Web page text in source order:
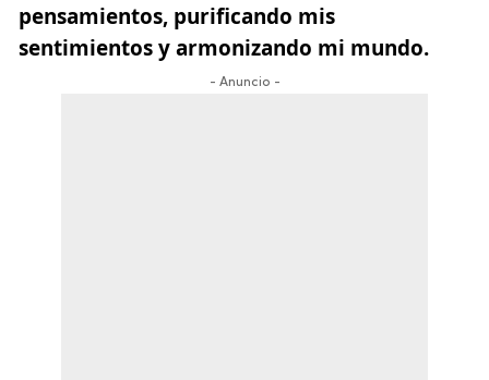
pensamientos, purificando mis
sentimientos y armonizando mi mundo.
- Anuncio -